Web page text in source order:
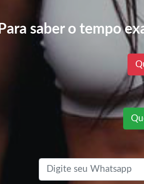
Para saber o tempo